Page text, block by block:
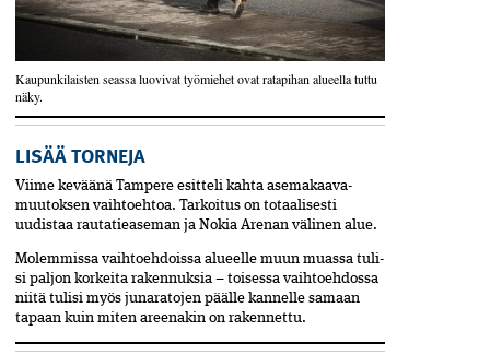
Kaupunkilaisten seassa luovivat työmiehet ovat ratapihan alueella tuttu
näky.
LISÄÄ TORNEJA
Viime keväänä Tampere esitteli kahta asemakaava­
muutoksen vaihtoehtoa. Tarkoitus on totaalisesti
uudistaa rautatieaseman ja Nokia Arenan välinen alue.
Molemmissa vaihtoehdoissa alueelle muun muassa tuli­
si paljon korkeita rakennuksia – toisessa vaihtoehdossa
niitä tulisi myös junaratojen päälle kannelle samaan
tapaan kuin miten areenakin on rakennettu.